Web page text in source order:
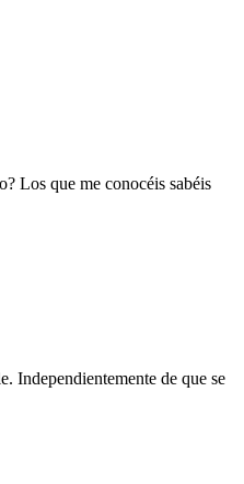
Los que me conocéis sabéis
Independientemente de que se